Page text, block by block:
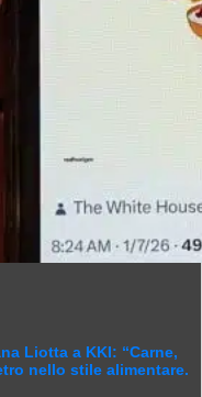
Liotta a KKI: “Carne,
nello stile alimentare.